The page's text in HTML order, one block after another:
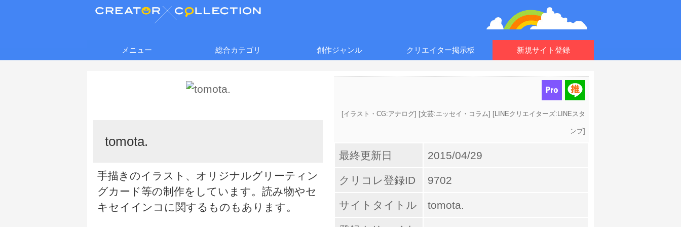
メニュー 総合カテゴリ 創作ジャンル クリエイター掲示板 新規サイト登録
tomota.
手描きのイラスト、オリジナルグリーティン
グカード等の制作をしています。読み物やセ
キセイインコに関するものもあります。
[イラスト・CG:アナログ] [文芸:エッセイ・コラム] [ LINEクリエイターズ:LINEスタ
ンプ]
最終更新日 2015/04/29
クリコレ登録ID 9702
サイトタイトル tomota.